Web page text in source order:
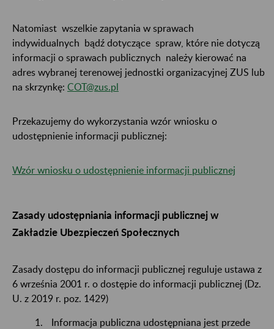
Natomiast wszelkie zapytania w sprawach
indywidualnych bądź dotyczące spraw, które nie dotyczą
informacji o sprawach publicznych należy kierować na
adres wybranej terenowej jednostki organizacyjnej ZUS lub
na skrzynkę: COT@zus.pl
Przekazujemy do wykorzystania wzór wniosku o
udostępnienie informacji publicznej:
Wzór wniosku o udostępnienie informacji publicznej
Zasady udostępniania informacji publicznej w
Zakładzie Ubezpieczeń Społecznych
Zasady dostępu do informacji publicznej reguluje ustawa z
6 września 2001 r. o dostępie do informacji publicznej (Dz.
U. z 2019 r. poz. 1429)
Informacja publiczna udostępniana jest przede